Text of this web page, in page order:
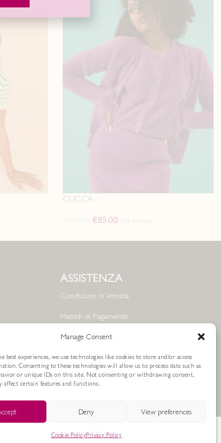
Manage Consent
best experiences, we use technologies like cookies to store and/or access
Consenting to these technologies will allow us to process data such as
or unique IDs on this site. Not consenting or withdrawing consent,
affect certain features and functions.
Deny View preferences
Cookie PolicyPrivacy Policy
CUCCA
€85.00
ASSISTENZA
Condizioni di Vendita
Metodi di Pagamento
Resi e Rimborsi
Spedizioni
Cookie Policy